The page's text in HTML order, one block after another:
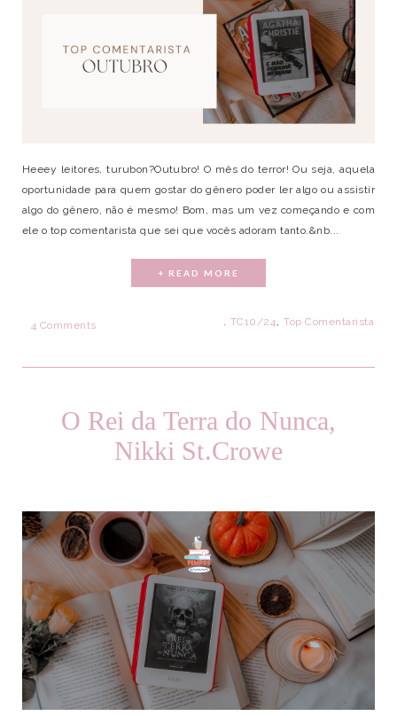
Heeey leitores, turubon?Outubro! O mês do terror! Ou seja, aquela
oportunidade para quem gostar do gênero poder ler algo ou assistir
algo do gênero, não é mesmo! Bom, mas um vez começando e com
ele o top comentarista que sei que vocês adoram tanto.&nb...
+ READ MORE
4 Comments . TC10/24, Top Comentarista
O Rei da Terra do Nunca,
Nikki St.Crowe